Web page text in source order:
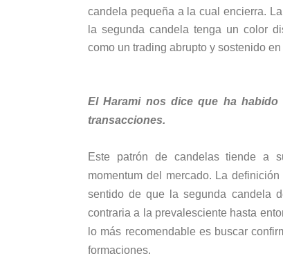
candela pequeña a la cual encierra.
la segunda candela tenga un color
como un trading abrupto y sostenido
El Harami nos dice que ha
transacciones.
Este patrón de candelas tiende a
momentum del mercado. La
sentido de que la segunda candela
contraria a la prevalesciente hasta
lo más recomendable es buscar
formaciones.